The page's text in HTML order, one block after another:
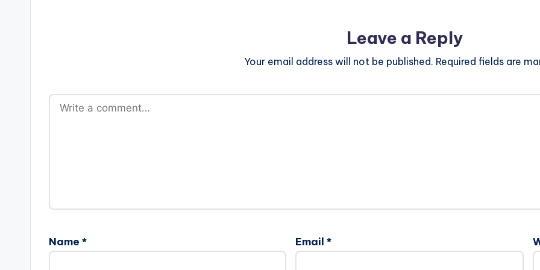
Leave a Reply
Your email address will not be published. Required fields are
Name * Email *